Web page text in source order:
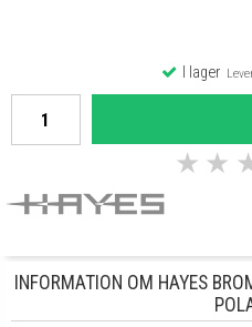
I lager
★ ★
INFORMATION OM HAYES